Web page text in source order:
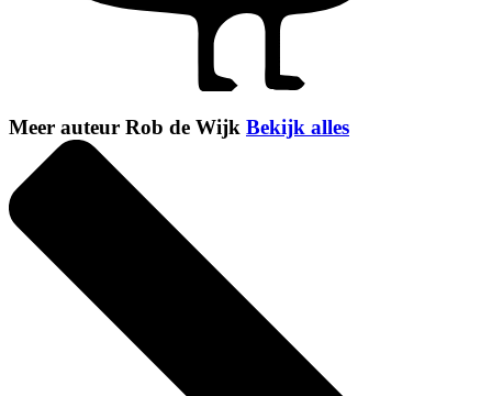
Meer auteur Rob de Wijk Bekijk alles